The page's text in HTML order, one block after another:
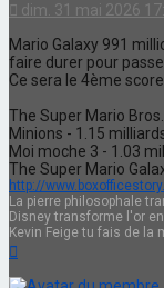
dim. 31 mai 2026
Mario Galaxy 991
faire durer pour
Ce sera le 4ème
The Super Mario
Minions - 1.15
Moi moche 3 - 1.03
The Super Mario
http://
La pierre philosophale
Disney transforme l'or
Kevin Feige tu fais de la